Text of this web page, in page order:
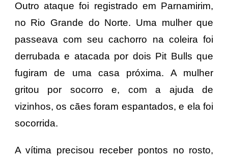
Outro ataque foi registrado em Parnamirim,
no Rio Grande do Norte. Uma mulher que
passeava com seu cachorro na coleira foi
derrubada e atacada por dois Pit Bulls que
fugiram de uma casa próxima. A mulher
gritou por socorro e, com a ajuda de
vizinhos, os cães foram espantados, e ela foi
socorrida.
A vítima precisou receber pontos no rosto,